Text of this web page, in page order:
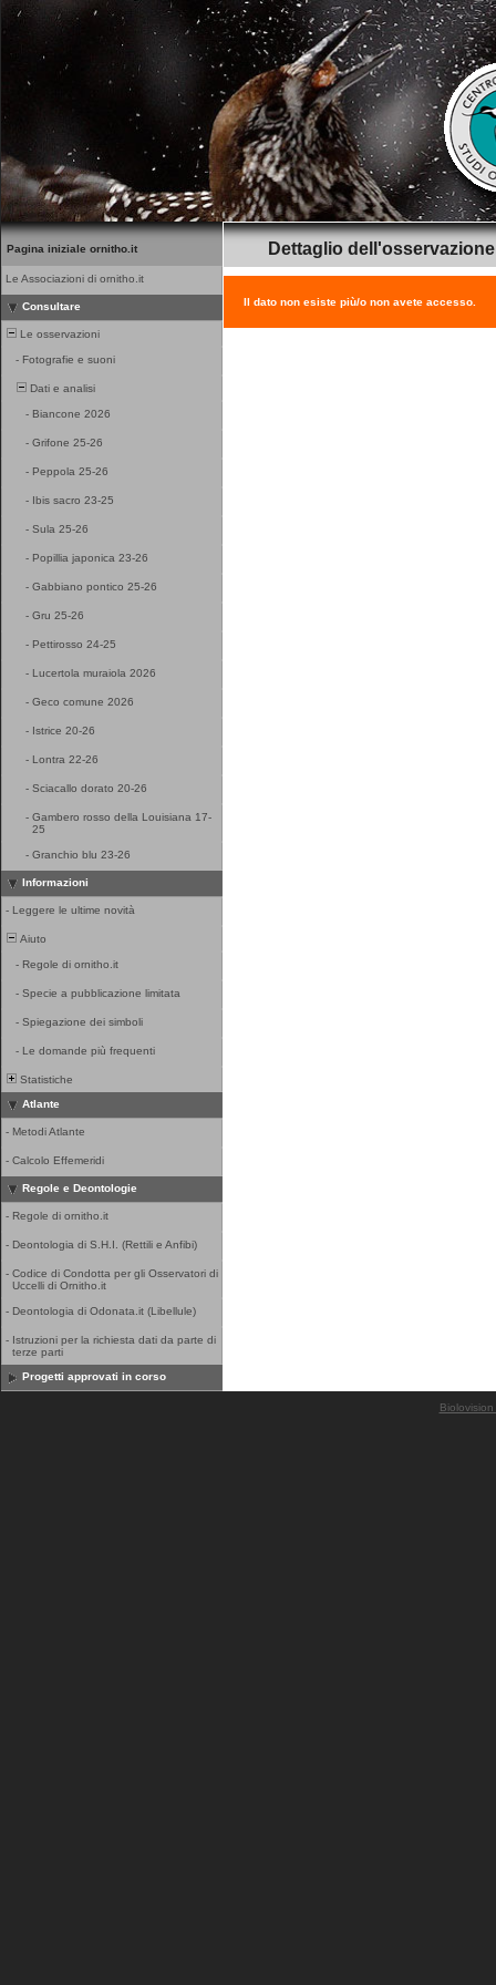
Pagina iniziale ornitho.it
Le Associazioni di ornitho.it
Consultare
Le osservazioni
- Fotografie e suoni
Dati e analisi
- Biancone 2026
- Grifone 25-26
- Peppola 25-26
- Ibis sacro 23-25
- Sula 25-26
- Popillia japonica 23-26
- Gabbiano pontico 25-26
- Gru 25-26
- Pettirosso 24-25
- Lucertola muraiola 2026
- Geco comune 2026
- Istrice 20-26
- Lontra 22-26
- Sciacallo dorato 20-26
- Gambero rosso della Louisiana 17-
25
- Granchio blu 23-26
Informazioni
- Leggere le ultime novità
Aiuto
- Regole di ornitho.it
- Specie a pubblicazione limitata
- Spiegazione dei simboli
- Le domande più frequenti
Statistiche
Atlante
- Metodi Atlante
- Calcolo Effemeridi
Regole e Deontologie
- Regole di ornitho.it
- Deontologia di S.H.I. (Rettili e Anfibi)
- Codice di Condotta per gli Osservatori di
Uccelli di Ornitho.it
- Deontologia di Odonata.it (Libellule)
- Istruzioni per la richiesta dati da parte di
terze parti
Progetti approvati in corso
Dettaglio dell'osservazione
Il dato non esiste più/o non avete accesso.
Biolovision